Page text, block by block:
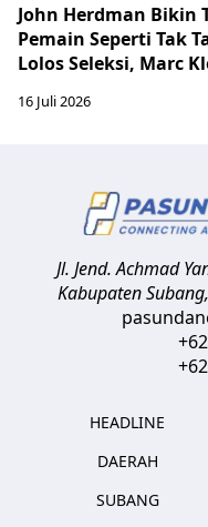
John Herdman Bikin
Pemain Seperti Tak
Lolos Seleksi, Marc
16 Juli 2026
Jl. Jend. Achmad
Kabupaten
HEADLINE
DAERAH
SUBANG